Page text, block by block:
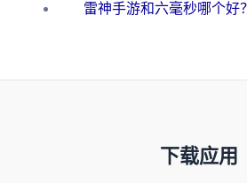
下载应用